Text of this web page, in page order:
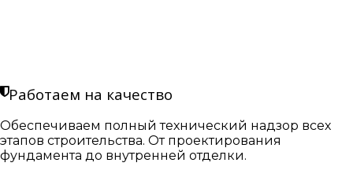
Работаем на качество
Обеспечиваем полный технический надзор всех
этапов строительства. От проектирования
фундамента до внутренней отделки.